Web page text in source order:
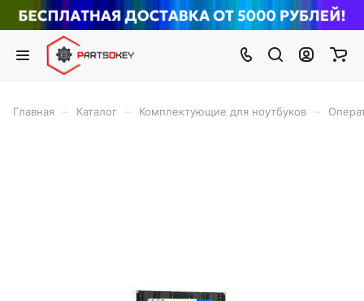
Главная Каталог Комплектующие для ноутбуков